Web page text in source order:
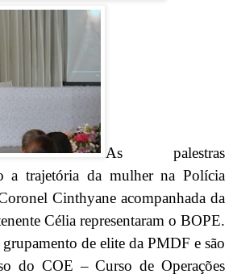
As palestras
a trajetória da mulher na Polícia
Cinthyane acompanhada da
Célia representaram o BOPE.
de elite da PMDF e são
do COE – Curso de Operações